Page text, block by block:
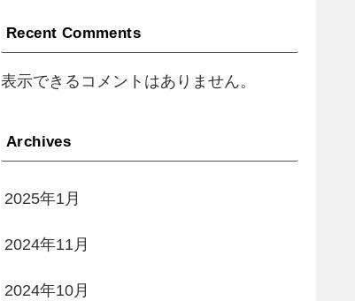
Recent Comments
表示できるコメントはありません。
Archives
2025年1月
2024年11月
2024年10月